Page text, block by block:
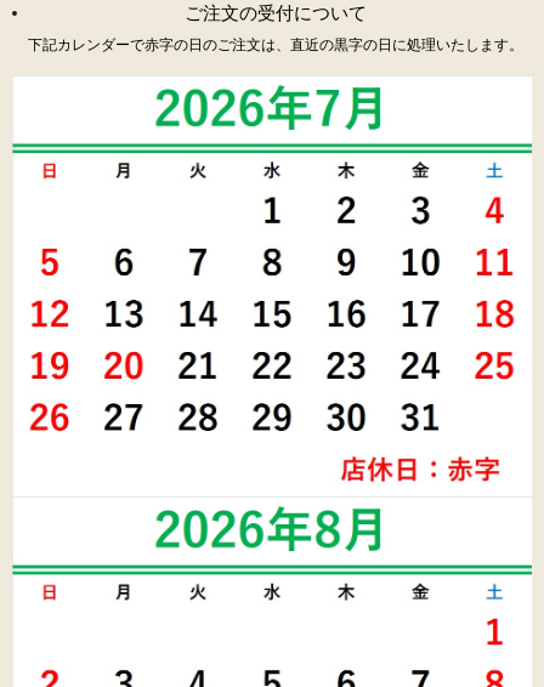
ご注文の受付について
下記カレンダーで赤字の日のご注文は、直近の黒字の日に処理いたします。